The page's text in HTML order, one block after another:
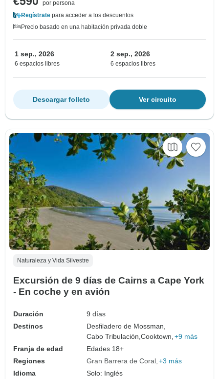
por persona
Regístrate para acceder a los descuentos
Precio basado en una habitación privada doble
1 sep., 2026
6 espacios libres
2 sep., 2026
6 espacios libres
Ver circuito
Descargar folleto
Naturaleza y Vida Silvestre
Excursión de 9 días de Cairns a Cape York
- En coche y en avión
Duración
9 días
Destinos
Desfiladero de Mossman,
Cabo Tribulación,Cooktown, +9 más
Franja de edad
Edades 18+
Regiones
Gran Barrera de Coral +3 más
Idioma
Solo: Inglés